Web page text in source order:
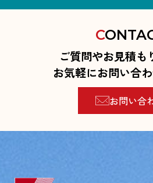
C
ご質問やお見積も
お気軽にお問い合
お問い合